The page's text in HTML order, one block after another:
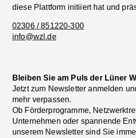
diese Plattform initiiert hat und
02306 / 851220-300
info@wzl.de
Bleiben Sie am Puls der Lüner
Jetzt zum Newsletter anmelden
mehr verpassen.
Ob Förderprogramme,
Unternehmen oder spannende
unserem Newsletter sind Sie